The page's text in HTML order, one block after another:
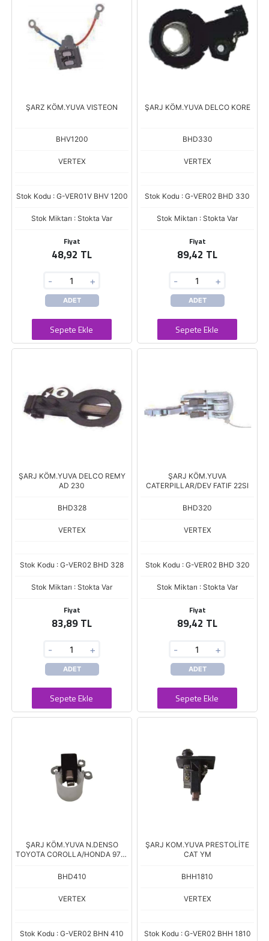
ŞARZ KÖM.YUVA VISTEON
BHV1200
VERTEX
Stok Kodu : G-VER01V BHV 1200
Stok Miktarı : Stokta Var
Fiyat
48,92 TL
- +
ADET
Sepete Ekle
ŞARJ KÖM.YUVA DELCO KORE
BHD330
VERTEX
Stok Kodu : G-VER02 BHD 330
Stok Miktarı : Stokta Var
Fiyat
89,42 TL
- +
ADET
Sepete Ekle
ŞARJ KÖM.YUVA DELCO REMY
AD 230
BHD328
VERTEX
Stok Kodu : G-VER02 BHD 328
Stok Miktarı : Stokta Var
Fiyat
83,89 TL
- +
ADET
Sepete Ekle
ŞARJ KÖM.YUVA
CATERPILLAR/DEV FATIF 22SI
BHD320
VERTEX
Stok Kodu : G-VER02 BHD 320
Stok Miktarı : Stokta Var
Fiyat
89,42 TL
- +
ADET
Sepete Ekle
ŞARJ KÖM.YUVA N.DENSO
TOYOTA COROLLA/HONDA 97--
BHD410
VERTEX
Stok Kodu : G-VER02 BHN 410
ŞARJ KOM.YUVA PRESTOLİTE
CAT YM
BHH1810
VERTEX
Stok Kodu : G-VER02 BHH 1810